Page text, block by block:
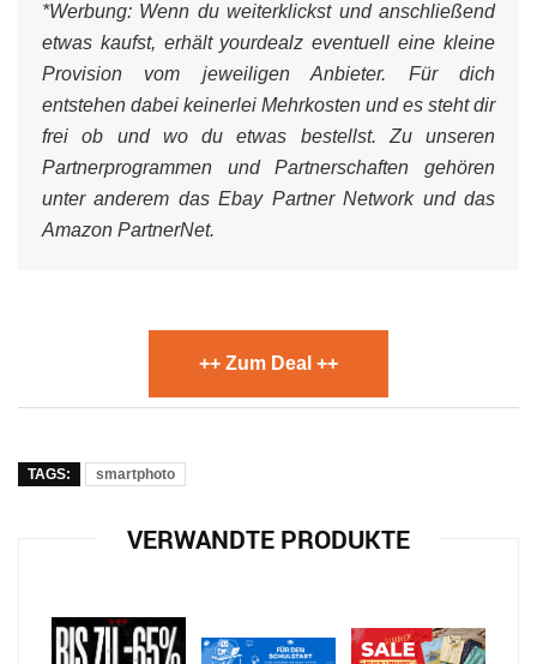
*Werbung: Wenn du weiterklickst und anschließend
etwas kaufst, erhält yourdealz eventuell eine kleine
Provision vom jeweiligen Anbieter. Für dich
entstehen dabei keinerlei Mehrkosten und es steht dir
frei ob und wo du etwas bestellst. Zu unseren
Partnerprogrammen und Partnerschaften gehören
unter anderem das Ebay Partner Network und das
Amazon PartnerNet.
++ Zum Deal ++
TAGS: smartphoto
VERWANDTE PRODUKTE